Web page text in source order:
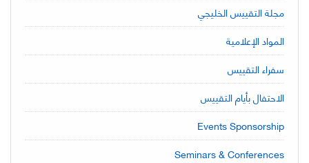
مجلة التقييس الخليجي
المواد الإعلامية
سفراء التقييس
الاحتفال بأيام التقييس
Events Sponsorship
Seminars & Conferences